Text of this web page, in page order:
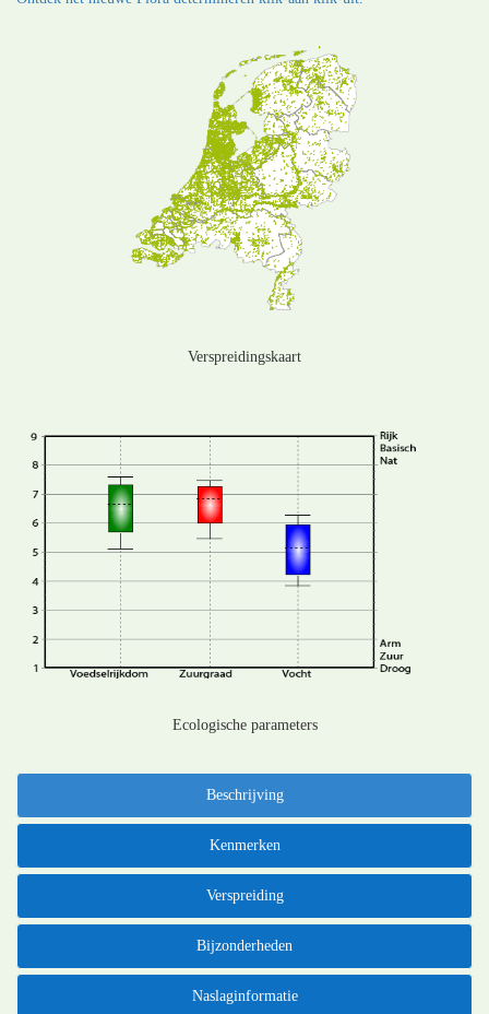
Verspreidingskaart
Ecologische parameters
Beschrijving
Kenmerken
Verspreiding
Bijzonderheden
Naslaginformatie